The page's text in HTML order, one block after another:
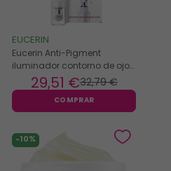
EUCERIN
Eucerin Anti-Pigment
iluminador contorno de ojos
15ml
32,79 €
29,51 €
COMPRAR
-10%